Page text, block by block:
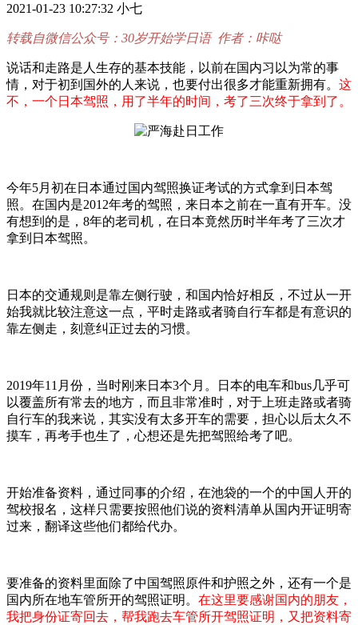
2021-01-23 10:27:32 小七
转载自微信公众号：30岁开始学日语 作者：咔哒
说话和走路是人生存的基本技能，以前在国内习以为常的事
情，对于初到国外的人来说，也要付出很多才能重新拥有。 这
不，一个日本驾照，用了半年的时间，考了三次终于拿到了。
今年5月初在日本通过国内驾照换证考试的方式拿到日本驾
照。在国内是2012年考的驾照，来日本之前在一直有开车。没
有想到的是，8年的老司机，在日本竟然历时半年考了三次才
拿到日本驾照。
日本的交通规则是靠左侧行驶，和国内恰好相反，不过从一开
始我就比较注意这一点，平时走路或者骑自行车都是有意识的
靠左侧走，刻意纠正过去的习惯。
2019年11月份，当时刚来日本3个月。日本的电车和bus几乎可
以覆盖所有常去的地方，而且非常准时，对于上班走路或者骑
自行车的我来说，其实没有太多开车的需要，担心以后太久不
摸车，再考手也生了，心想还是先把驾照给考了吧。
开始准备资料，通过同事的介绍，在池袋的一个的中国人开的
驾校报名，这样只需要按照他们说的资料清单从国内开证明寄
过来，翻译这些他们都给代办。
要准备的资料里面除了中国驾照原件和护照之外，还有一个是
国内所在地车管所开的驾照证明。 在这里要感谢国内的朋友，
我把身份证寄回去，帮我跑去车管所开驾照证明，又把资料寄